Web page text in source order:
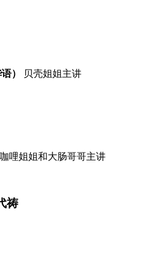
） 贝壳姐姐主讲
咖哩姐姐和大肠哥哥主讲
祷